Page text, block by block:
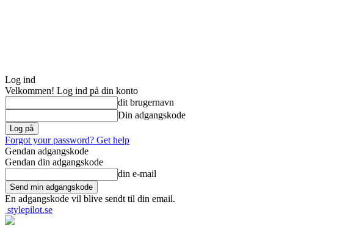
Log ind
Velkommen! Log ind på din konto
dit brugernavn
Din adgangskode
Forgot your password? Get help
Gendan adgangskode
Gendan din adgangskode
din e-mail
En adgangskode vil blive sendt til din email.
stylepilot.se